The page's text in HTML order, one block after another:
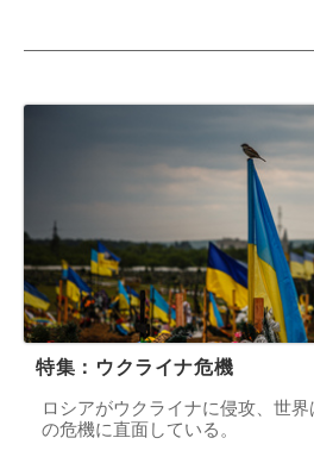
特集：ウクライナ危機
ロシアがウクライナに侵攻、世
の危機に直面している。